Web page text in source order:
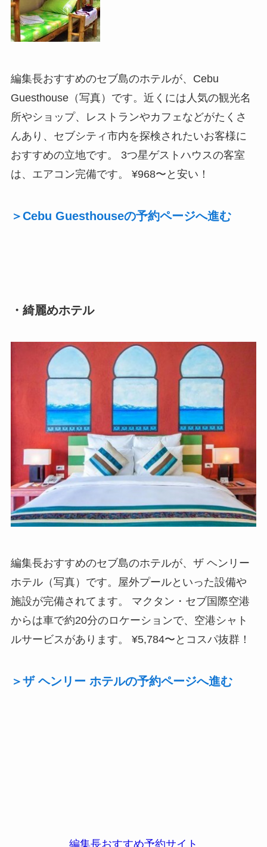
編集長おすすめのセブ島のホテルが、Cebu
Guesthouse（写真）です。近くには人気の観光名
所やショップ、レストランやカフェなどがたくさ
んあり、セブシティ市内を探検されたいお客様に
おすすめの立地です。 3つ星ゲストハウスの客室
は、エアコン完備です。 ¥968〜と安い！
＞Cebu Guesthouseの予約ページへ進む
・綺麗めホテル
編集長おすすめのセブ島のホテルが、ザ ヘンリー
ホテル（写真）です。屋外プールといった設備や
施設が完備されてます。 マクタン・セブ国際空港
からは車で約20分のロケーションで、空港シャト
ルサービスがあります。 ¥5,784〜とコスパ抜群！
＞ザ ヘンリー ホテルの予約ページへ進む
編集長おすすめ予約サイト